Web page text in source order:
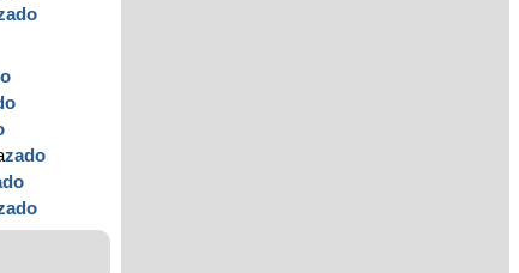
zado